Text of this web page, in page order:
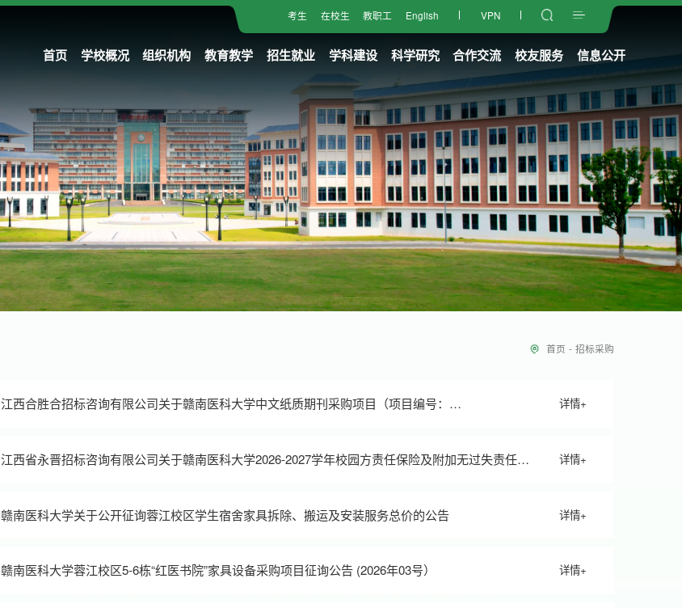
考生 在校生 教职工 English VPN
首页 学校概况 组织机构 教育教学 招生就业 学科建设 科学研究 合作交流 校友服务 信息公开
首页 - 招标采购
江西合胜合招标咨询有限公司关于赣南医科大学中文纸质期刊采购项目（项目编号：
HSH2026ZX001）询价成交公告
详情+
江西省永晋招标咨询有限公司关于赣南医科大学2026-2027学年校园方责任保险及附加无过失责任保
险、实习责任保险（项目编号：JXYJ2026-GNYK-C001）竞争性磋商采购公告
详情+
赣南医科大学关于公开征询蓉江校区学生宿舍家具拆除、搬运及安装服务总价的公告 详情+
赣南医科大学蓉江校区5-6栋“红医书院”家具设备采购项目征询公告 (2026年03号） 详情+